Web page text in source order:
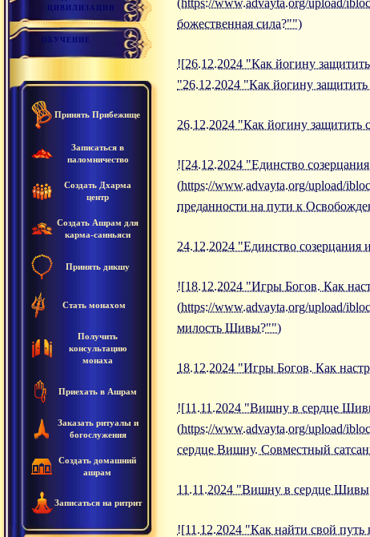
ЦИВИЛИЗАЦИЯ
ОБУЧЕНИЕ
Принять Прибежище
Записаться в
паломничество
Создать Дхарма
центр
Создать Ашрам для
карма-санньяси
Принять дикшу
Стать монахом
Получить
консультацию
монаха
Приехать в Ашрам
Заказать ритуалы и
богослужения
Создать домашний
ашрам
Записаться на ритрит
(https://www.advayta.org/upload/
божественная сила?"")
![26.12.2024 "Как йогину
"26.12.2024 "Как йогину защитить
26.12.2024 "Как йогину защитить
![24.12.2024 "Единство
(https://www.advayta.org/upload/
преданности на пути к
24.12.2024 "Единство
![18.12.2024 "Игры Богов. Как
(https://www.advayta.org/upload/
милость Шивы?"")
18.12.2024 "Игры Богов. Как
![11.11.2024 "Вишну в сердце
(https://www.advayta.org/upload/
сердце Вишну. Совместный
11.11.2024 "Вишну в сердце
![11.12.2024 "Как найти свой